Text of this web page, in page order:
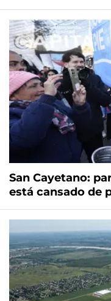
San Cayetano:
está cansado de